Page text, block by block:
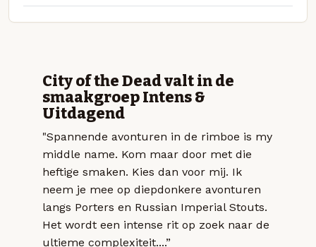
City of the Dead valt in de
smaakgroep Intens &
Uitdagend
"Spannende avonturen in de rimboe is my
middle name. Kom maar door met die
heftige smaken. Kies dan voor mij. Ik
neem je mee op diepdonkere avonturen
langs Porters en Russian Imperial Stouts.
Het wordt een intense rit op zoek naar de
ultieme complexiteit....”